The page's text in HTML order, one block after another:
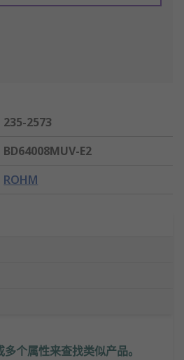
235-2573
BD64008MUV-E2
ROHM
个属性来查找类似产品。